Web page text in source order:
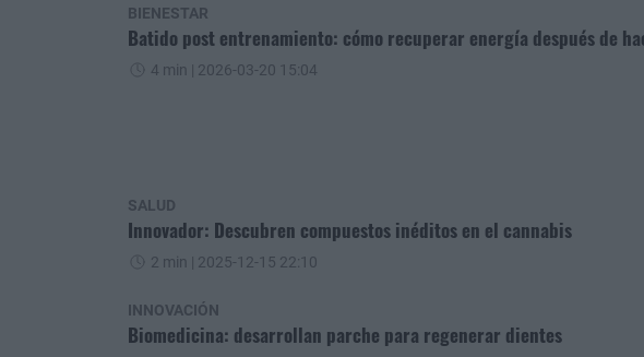
BIENESTAR
Batido post entrenamiento: cómo recuperar energía después de
4 min | 2026-03-20 15:04
SALUD
Innovador: Descubren compuestos inéditos en el cannabis
2 min | 2025-12-15 22:10
INNOVACIÓN
Biomedicina: desarrollan parche para regenerar dientes